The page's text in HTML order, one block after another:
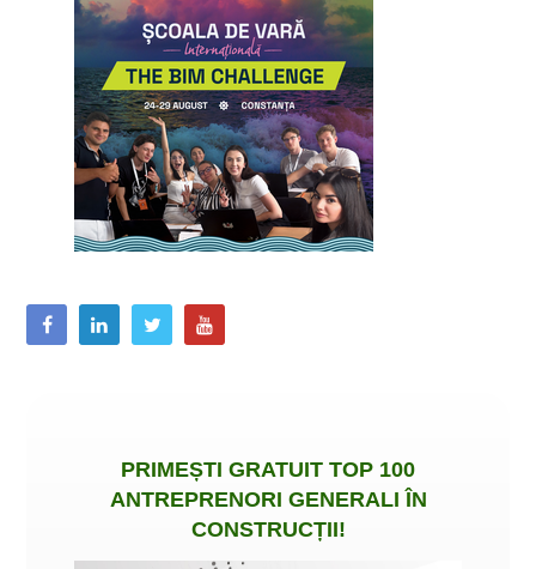
PRIMEȘTI GRATUIT TOP 100
ANTREPRENORI GENERALI ÎN
CONSTRUCȚII!